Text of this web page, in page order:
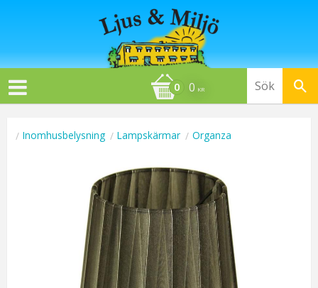
0 KR
Inomhusbelysning Lampskärmar Organza